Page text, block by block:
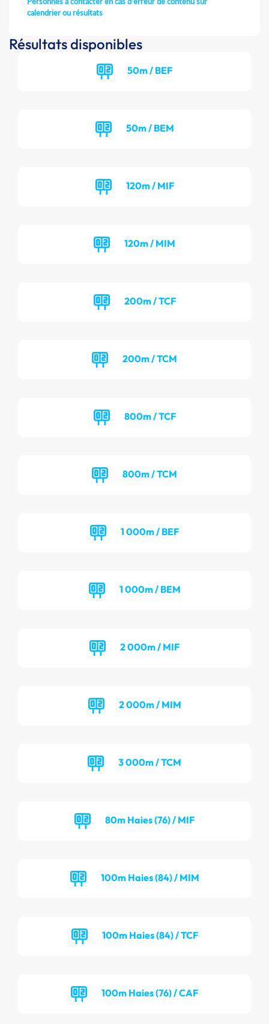
calendrier ou résultats
Résultats disponibles
50m / BEF
50m / BEM
120m / MIF
120m / MIM
200m / TCF
200m / TCM
800m / TCF
800m / TCM
1 000m / BEF
1 000m / BEM
2 000m / MIF
2 000m / MIM
3 000m / TCM
80m Haies (76) / MIF
100m Haies (84) / MIM
100m Haies (84) / TCF
100m Haies (76) / CAF